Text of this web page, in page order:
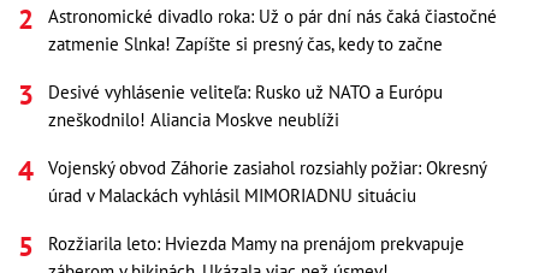
Astronomické divadlo roka: Už o pár dní nás čaká čiastočné
zatmenie Slnka! Zapíšte si presný čas, kedy to začne
Desivé vyhlásenie veliteľa: Rusko už NATO a Európu
zneškodnilo! Aliancia Moskve neublíži
Vojenský obvod Záhorie zasiahol rozsiahly požiar: Okresný
úrad v Malackách vyhlásil MIMORIADNU situáciu
Rozžiarila leto: Hviezda Mamy na prenájom prekvapuje